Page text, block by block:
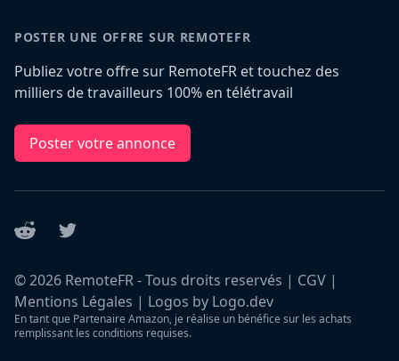
POSTER UNE OFFRE SUR REMOTEFR
Publiez votre offre sur RemoteFR et touchez des
milliers de travailleurs 100% en télétravail
Poster votre annonce
Reddit Twitter
©2026 RemoteFR - Tous droits reservés | CGV |
Mentions Légales | Logos by Logo.dev
En tant que Partenaire Amazon, je réalise un bénéfice sur les achats
remplissant les conditions requises.